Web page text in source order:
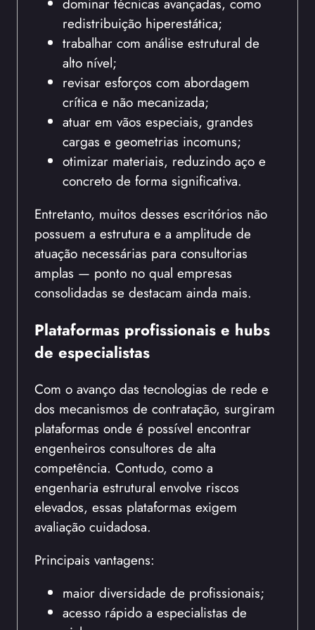
redistribuição hiperestática;
trabalhar com análise estrutural de
alto nível;
revisar esforços com abordagem
crítica e não mecanizada;
atuar em vãos especiais, grandes
cargas e geometrias incomuns;
otimizar materiais, reduzindo aço e
concreto de forma significativa.
Entretanto, muitos desses escritórios não
possuem a estrutura e a amplitude de
atuação necessárias para consultorias
amplas — ponto no qual empresas
consolidadas se destacam ainda mais.
Plataformas profissionais e hubs
de especialistas
Com o avanço das tecnologias de rede e
dos mecanismos de contratação, surgiram
plataformas onde é possível encontrar
engenheiros consultores de alta
competência. Contudo, como a
engenharia estrutural envolve riscos
elevados, essas plataformas exigem
avaliação cuidadosa.
Principais vantagens:
maior diversidade de profissionais;
acesso rápido a especialistas de